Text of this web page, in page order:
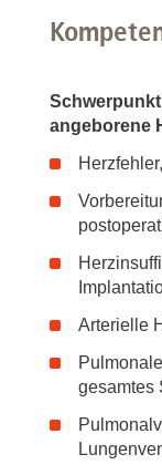
angeborene
Arterielle
gesamtes